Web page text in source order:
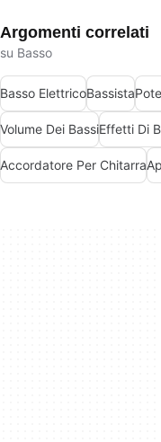
Argomenti correlati
su Basso
Basso ElettricoBassista
Volume Dei BassiEffetti Di
Accordatore Per Chitarra